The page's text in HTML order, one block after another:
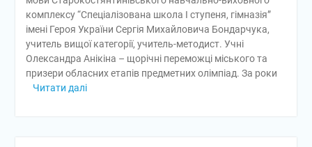
комплексу “Спеціалізована школа І ступеня, гімназія”
імені Героя України Сергія Михайловича Бондарчука,
учитель вищої категорії, учитель-методист. Учні
Олександра Анікіна – щорічні переможці міського та
призери обласних етапів предметних олімпіад. За роки
Читати далі